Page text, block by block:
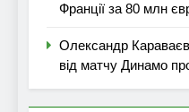
Франції за 80 млн
Олександр
від матчу Динамо